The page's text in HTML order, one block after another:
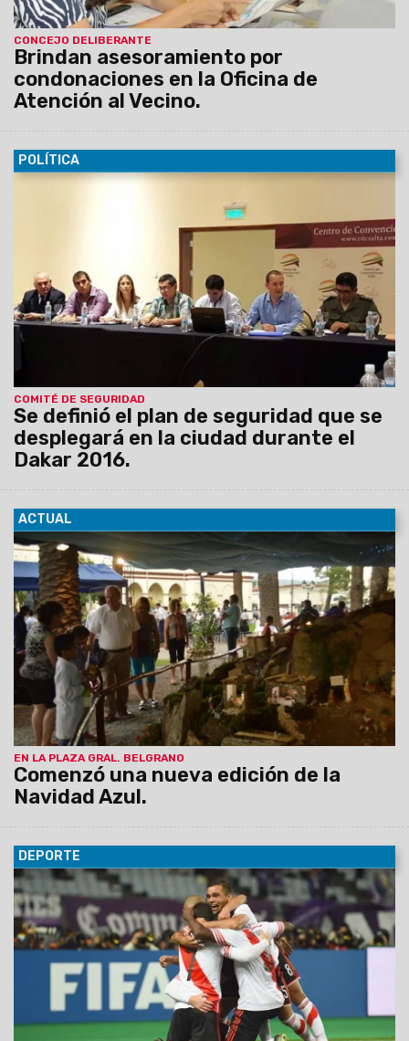
CONCEJO DELIBERANTE
Brindan asesoramiento por
condonaciones en la Oficina de
Atención al Vecino.
POLÍTICA
COMITÉ DE SEGURIDAD
Se definió el plan de seguridad que se
desplegará en la ciudad durante el
Dakar 2016.
dependencias municipales, provinciales y de respuesta,
participaron de la reunión del Comité de Seguridad de evento
que pasará por Salta los días 9, 10 y 11 de enero próximo.
ACTUAL
EN LA PLAZA GRAL. BELGRANO
Comenzó una nueva edición de la
Navidad Azul.
16/12/2015
Ayer comenzó la celebración de la Navidad
Azul, que este año cumple 37 años de vigencia
ininterrumpida junto a la comunidad salteña.
DEPORTE
16/12/2015 River venció a Sanfrecce y espera a Barcelona
en la final del Mundial de Clubes. El Millonario se impuso 1 a 0
con gol de Alario. Barovero, la figura. Los españoles deben
superar al Guangzhou.